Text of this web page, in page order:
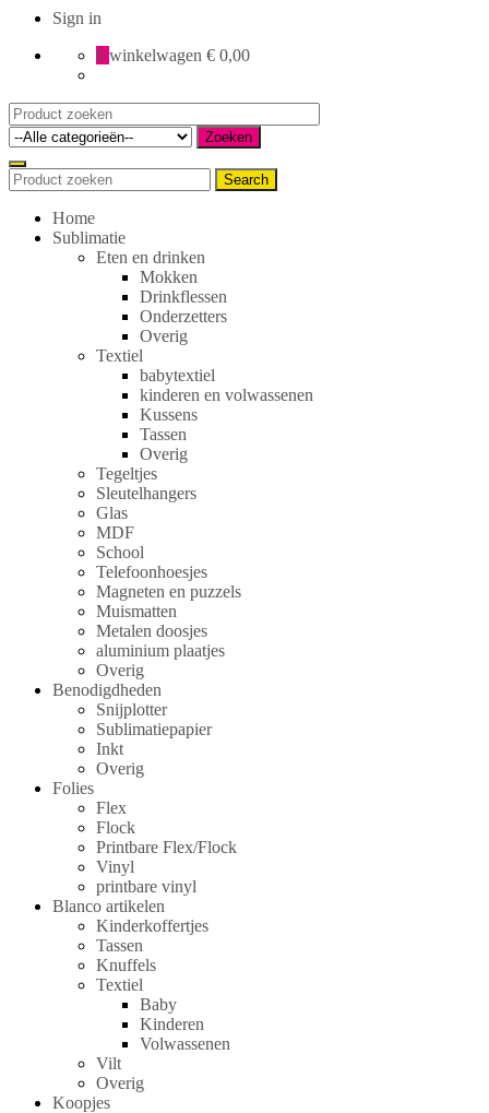
Sign in
0 winkelwagen € 0,00
Search
for:
Zoeken
Search
for:
Search
Home
Sublimatie
Eten en drinken
Mokken
Drinkflessen
Onderzetters
Overig
Textiel
babytextiel
kinderen en volwassenen
Kussens
Tassen
Overig
Tegeltjes
Sleutelhangers
Glas
MDF
School
Telefoonhoesjes
Magneten en puzzels
Muismatten
Metalen doosjes
aluminium plaatjes
Overig
Benodigdheden
Snijplotter
Sublimatiepapier
Inkt
Overig
Folies
Flex
Flock
Printbare Flex/Flock
Vinyl
printbare vinyl
Blanco artikelen
Kinderkoffertjes
Tassen
Knuffels
Textiel
Baby
Kinderen
Volwassenen
Vilt
Overig
Koopjes